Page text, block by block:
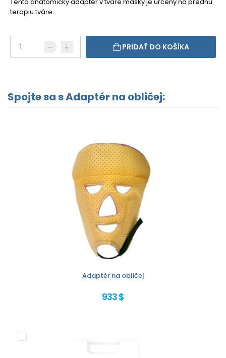
terapiu tváre.
PRIDAŤ DO KOŠÍKA
Spojte sa s Adaptér na obličej:
Adaptér na obličej
933 $